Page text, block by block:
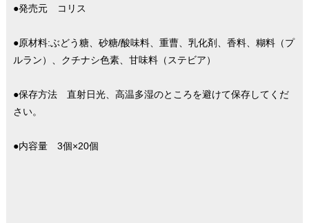
●発売元 コリス
●原材料:ぶどう糖、砂糖/酸味料、重曹、乳化剤、香料、糊料（プ
ルラン）、クチナシ色素、甘味料（ステビア）
●保存方法 直射日光、高温多湿のところを避けて保存してくだ
さい。
●内容量 3個×20個